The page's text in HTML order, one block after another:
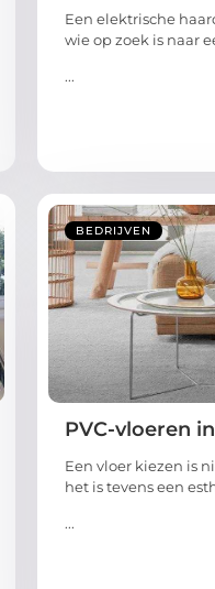
Een elektrische
wie op zoek is naar
...
BEDRIJVEN
PVC-vloeren
Een vloer kiezen is
het is tevens een
...